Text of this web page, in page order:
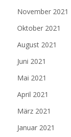
November 2021
Oktober 2021
August 2021
Juni 2021
Mai 2021
April 2021
März 2021
Januar 2021